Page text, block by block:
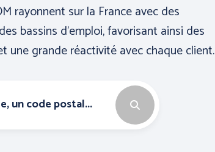
rayonnent sur la France avec des
bassins d’emploi, favorisant ainsi des
une grande réactivité avec chaque client.